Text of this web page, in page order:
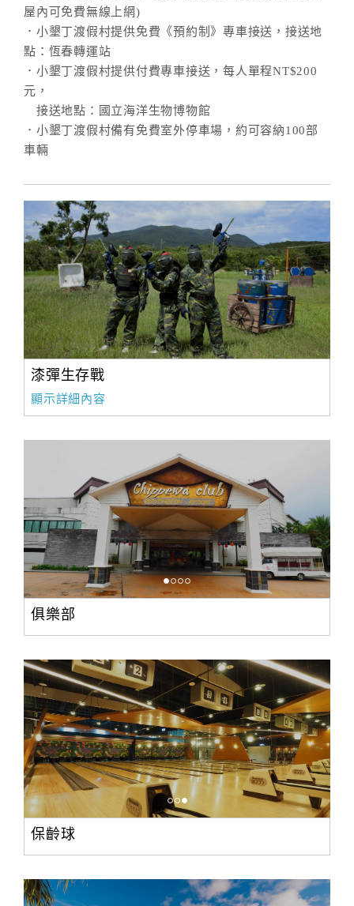
屋內可免費無線上網)
．小墾丁渡假村提供免費《預約制》專車接送，接送地
點：恆春轉運站
．小墾丁渡假村提供付費專車接送，每人單程NT$200
元，
接送地點：國立海洋生物博物館
．小墾丁渡假村備有免費室外停車場，約可容納100部
車輛
漆彈生存戰
顯示詳細內容
俱樂部
保齡球